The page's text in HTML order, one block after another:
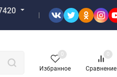
Избранное
0
Сравнение
0